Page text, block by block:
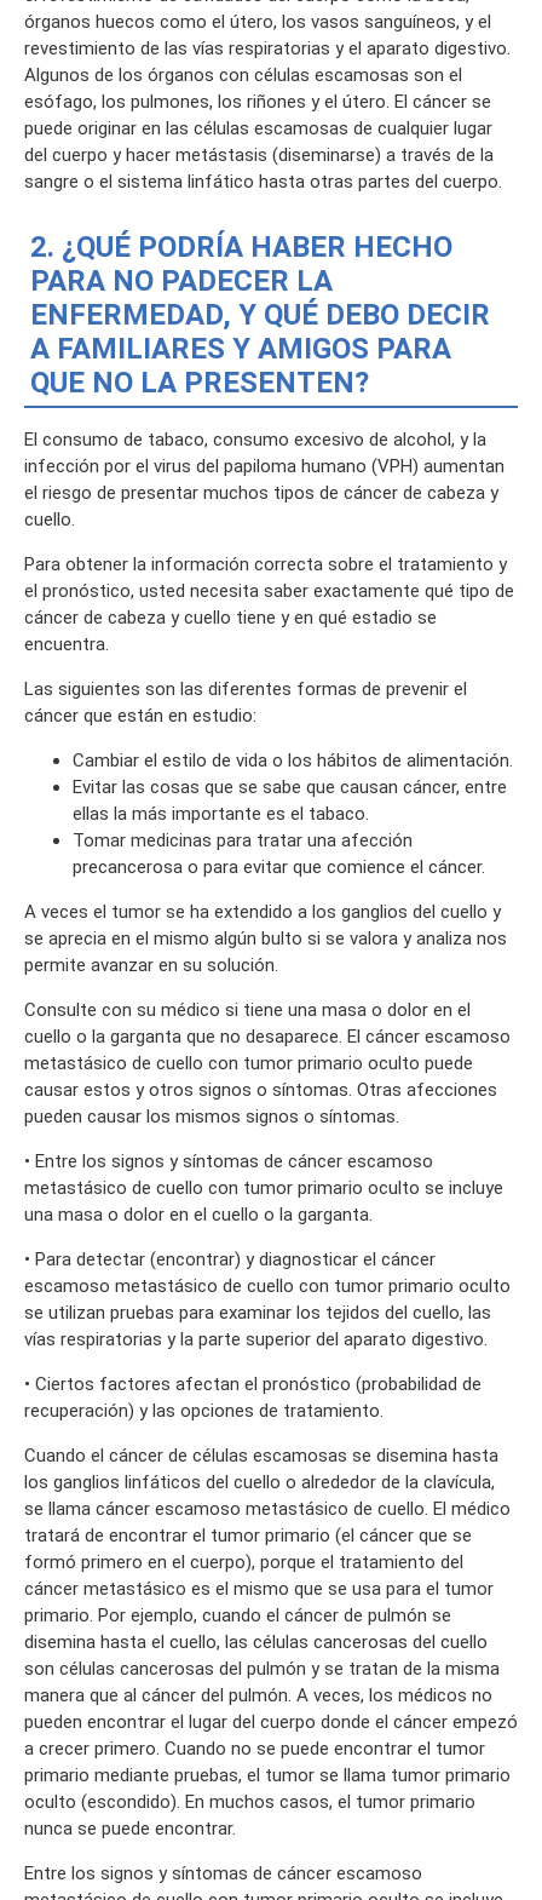
órganos huecos como el útero, los vasos sanguíneos, y el
revestimiento de las vías respiratorias y el aparato digestivo.
Algunos de los órganos con células escamosas son el
esófago, los pulmones, los riñones y el útero. El cáncer se
puede originar en las células escamosas de cualquier lugar
del cuerpo y hacer metástasis (diseminarse) a través de la
sangre o el sistema linfático hasta otras partes del cuerpo.
2. ¿QUÉ PODRÍA HABER HECHO
PARA NO PADECER LA
ENFERMEDAD, Y QUÉ DEBO DECIR
A FAMILIARES Y AMIGOS PARA
QUE NO LA PRESENTEN?
El consumo de tabaco, consumo excesivo de alcohol, y la
infección por el virus del papiloma humano (VPH) aumentan
el riesgo de presentar muchos tipos de cáncer de cabeza y
cuello.
Para obtener la información correcta sobre el tratamiento y
el pronóstico, usted necesita saber exactamente qué tipo de
cáncer de cabeza y cuello tiene y en qué estadio se
encuentra.
Las siguientes son las diferentes formas de prevenir el
cáncer que están en estudio:
Cambiar el estilo de vida o los hábitos de alimentación.
Evitar las cosas que se sabe que causan cáncer, entre
ellas la más importante es el tabaco.
Tomar medicinas para tratar una afección
precancerosa o para evitar que comience el cáncer.
A veces el tumor se ha extendido a los ganglios del cuello y
se aprecia en el mismo algún bulto si se valora y analiza nos
permite avanzar en su solución.
Consulte con su médico si tiene una masa o dolor en el
cuello o la garganta que no desaparece. El cáncer escamoso
metastásico de cuello con tumor primario oculto puede
causar estos y otros signos o síntomas. Otras afecciones
pueden causar los mismos signos o síntomas.
• Entre los signos y síntomas de cáncer escamoso
metastásico de cuello con tumor primario oculto se incluye
una masa o dolor en el cuello o la garganta.
• Para detectar (encontrar) y diagnosticar el cáncer
escamoso metastásico de cuello con tumor primario oculto
se utilizan pruebas para examinar los tejidos del cuello, las
vías respiratorias y la parte superior del aparato digestivo.
• Ciertos factores afectan el pronóstico (probabilidad de
recuperación) y las opciones de tratamiento.
Cuando el cáncer de células escamosas se disemina hasta
los ganglios linfáticos del cuello o alrededor de la clavícula,
se llama cáncer escamoso metastásico de cuello. El médico
tratará de encontrar el tumor primario (el cáncer que se
formó primero en el cuerpo), porque el tratamiento del
cáncer metastásico es el mismo que se usa para el tumor
primario. Por ejemplo, cuando el cáncer de pulmón se
disemina hasta el cuello, las células cancerosas del cuello
son células cancerosas del pulmón y se tratan de la misma
manera que al cáncer del pulmón. A veces, los médicos no
pueden encontrar el lugar del cuerpo donde el cáncer empezó
a crecer primero. Cuando no se puede encontrar el tumor
primario mediante pruebas, el tumor se llama tumor primario
oculto (escondido). En muchos casos, el tumor primario
nunca se puede encontrar.
Entre los signos y síntomas de cáncer escamoso